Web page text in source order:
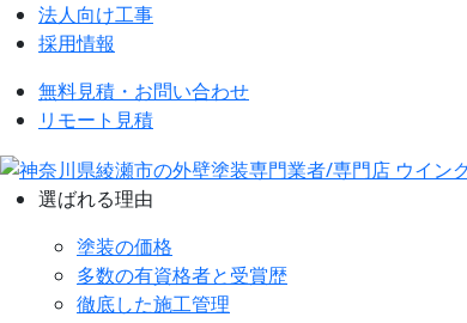
法人向け工事
採用情報
無料見積・お問い合わせ
リモート見積
選ばれる理由
塗装の価格
多数の有資格者と受賞歴
徹底した施工管理